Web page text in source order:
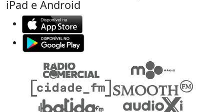
iPad e Android